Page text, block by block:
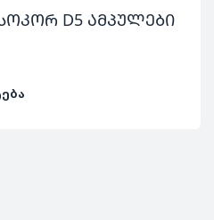
D5 ამპულები